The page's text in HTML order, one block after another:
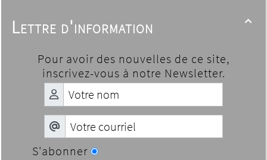

Lettre d'information
Pour avoir des nouvelles de ce site,
inscrivez-vous à notre Newsletter.
S'abonner